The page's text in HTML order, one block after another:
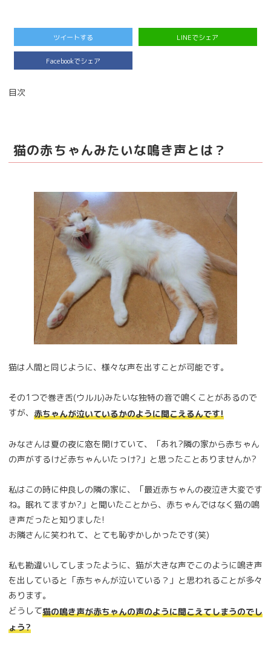
ツイートする LINEでシェア
Facebookでシェア
目次
猫の赤ちゃんみたいな鳴き声とは？
猫は人間と同じように、様々な声を出すことが可能です。
その1つで巻き舌(ウルル)みたいな独特の音で鳴くことがあるので
すが、 赤ちゃんが泣いているかのように聞こえるんです!
みなさんは夏の夜に窓を開けていて、「あれ?隣の家から赤ちゃん
の声がするけど赤ちゃんいたっけ?」と思ったことありませんか?
私はこの時に仲良しの隣の家に、「最近赤ちゃんの夜泣き大変です
ね。眠れてますか?」と聞いたことから、赤ちゃんではなく猫の鳴
き声だったと知りました!
お隣さんに笑われて、とても恥ずかしかったです(笑)
私も勘違いしてしまったように、猫が大きな声でこのように鳴き声
を出していると「赤ちゃんが泣いている？」と思われることが多々
あります。
どうして猫の鳴き声が赤ちゃんの声のように聞こえてしまうのでし
ょう?